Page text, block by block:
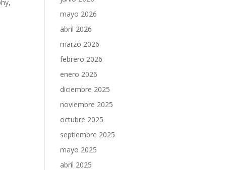
mayo 2026
abril 2026
marzo 2026
febrero 2026
enero 2026
diciembre 2025
noviembre 2025
octubre 2025
septiembre 2025
mayo 2025
abril 2025